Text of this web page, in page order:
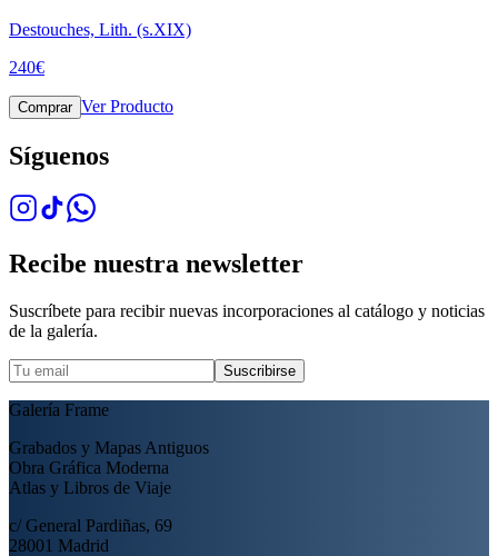
Destouches, Lith. (s.XIX)
240€
Comprar Ver Producto
Síguenos
Recibe nuestra newsletter
Suscríbete para recibir nuevas incorporaciones al catálogo y noticias
de la galería.
Suscribirse
Galería Frame
Grabados y Mapas Antiguos
Obra Gráfica Moderna
Atlas y Libros de Viaje
c/ General Pardiñas, 69
28001 Madrid